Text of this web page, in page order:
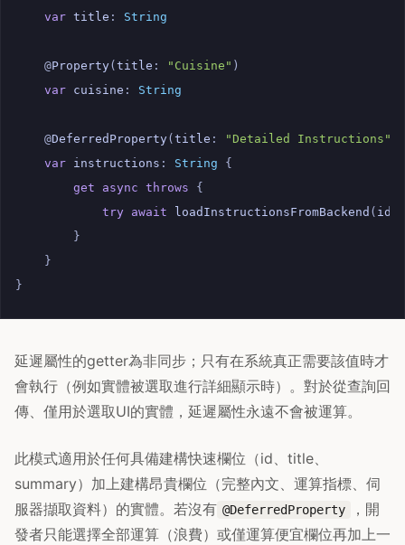
var title : String
@Property( title : "Cuisine" )
var cuisine : String
@DeferredProperty( title : "Detailed Instructions"
var instructions : String
{
get
async throws
{
try await loadInstructionsFromBackend ( id
}
}
}
延遲屬性的getter為非同步；只有在系統真正需要該值時才
會執行（例如實體被選取進行詳細顯示時）。對於從查詢回
傳、僅用於選取UI的實體，延遲屬性永遠不會被運算。
此模式適用於任何具備建構快速欄位（id、title、
summary）加上建構昂貴欄位（完整內文、運算指標、伺
服器擷取資料）的實體。若沒有 @DeferredProperty
，開
發者只能選擇全部運算（浪費）或僅運算便宜欄位再加上一